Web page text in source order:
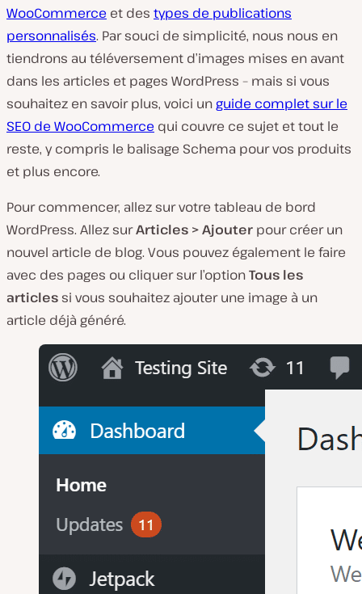
WooCommerce et des types de publications
personnalisés. Par souci de simplicité, nous nous en
tiendrons au téléversement d’images mises en avant
dans les articles et pages WordPress – mais si vous
souhaitez en savoir plus, voici unguide complet sur le
SEO de WooCommerce qui couvre ce sujet et tout le
reste, y compris le balisage Schema pour vos produits
et plus encore.
Pour commencer, allez sur votre tableau de bord
WordPress. Allez surArticles > Ajouter pour créer un
nouvel article de blog. Vous pouvez également le faire
avec des pages ou cliquer sur l’optionTous les
articles si vous souhaitez ajouter une image à un
article déjà généré.